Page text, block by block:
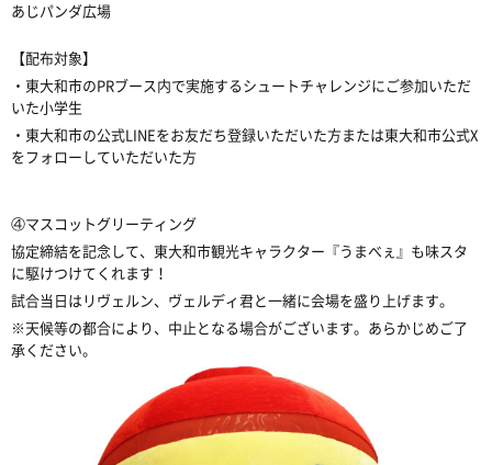
あじパンダ広場
【配布対象】
・東大和市のPRブース内で実施するシュートチャレンジにご参加いただ
いた小学生
・東大和市の公式LINEをお友だち登録いただいた方または東大和市公式X
をフォローしていただいた方
④マスコットグリーティング
協定締結を記念して、東大和市観光キャラクター『うまべぇ』も味スタ
に駆けつけてくれます！
試合当日はリヴェルン、ヴェルディ君と一緒に会場を盛り上げます。
※天候等の都合により、中止となる場合がございます。あらかじめご了
承ください。